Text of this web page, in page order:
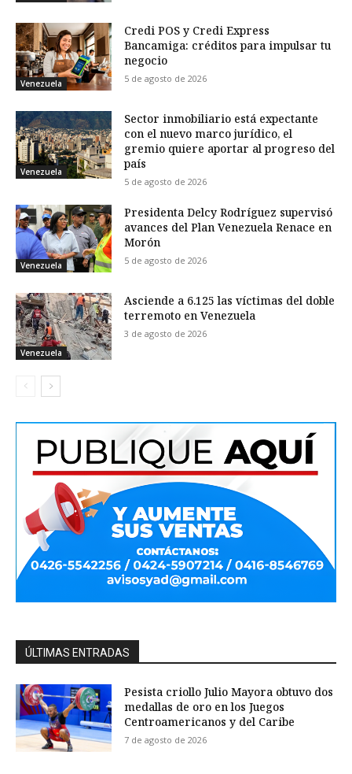
Venezuela
Credi POS y Credi Express
Bancamiga: créditos para impulsar tu
negocio
5 de agosto de 2026
Venezuela
Sector inmobiliario está expectante
con el nuevo marco jurídico, el
gremio quiere aportar al progreso del
país
5 de agosto de 2026
Venezuela
Presidenta Delcy Rodríguez supervisó
avances del Plan Venezuela Renace en
Morón
5 de agosto de 2026
Venezuela
Asciende a 6.125 las víctimas del doble
terremoto en Venezuela
3 de agosto de 2026
ÚLTIMAS ENTRADAS
Pesista criollo Julio Mayora obtuvo dos
medallas de oro en los Juegos
Centroamericanos y del Caribe
7 de agosto de 2026